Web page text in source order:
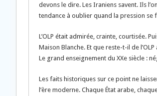
devons le dire. Les Iraniens savent. Ils
tendance à oublier quand la pression se
L’OLP était admirée, crainte, courtisée.
Maison Blanche. Et que reste-t-il de
Le grand enseignement du XXe siècle :
Les faits historiques sur ce point ne
l’ère moderne. Chaque État arabe,